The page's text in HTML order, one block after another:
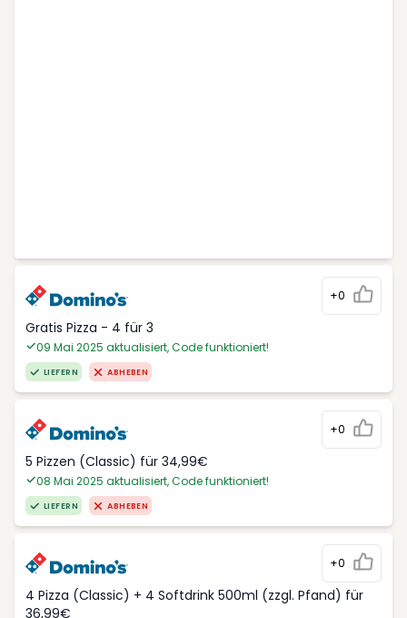
+0
Gratis Pizza - 4 für 3
09 Mai 2025 aktualisiert, Code funktioniert!
LIEFERN ABHEBEN
+0
5 Pizzen (Classic) für 34,99€
08 Mai 2025 aktualisiert, Code funktioniert!
LIEFERN ABHEBEN
+0
4 Pizza (Classic) + 4 Softdrink 500ml (zzgl. Pfand) für
36,99€